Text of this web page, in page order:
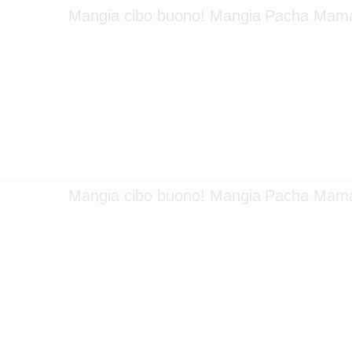
Mangia cibo buono! Mangia Pacha